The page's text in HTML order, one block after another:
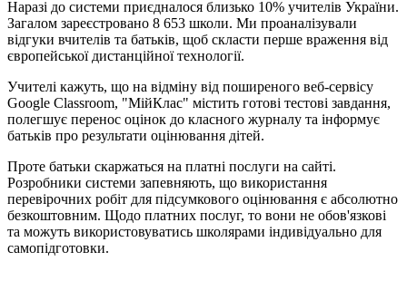
Наразі до системи приєдналося близько 10% учителів України.
Загалом зареєстровано 8 653 школи. Ми проаналізували
відгуки вчителів та батьків, щоб скласти перше враження від
європейської дистанційної технології.
Учителі кажуть, що на відміну від поширеного веб-сервісу
Google Classroom, "МійКлас" містить готові тестові завдання,
полегшує перенос оцінок до класного журналу та інформує
батьків про результати оцінювання дітей.
Проте батьки скаржаться на платні послуги на сайті.
Розробники системи запевняють, що використання
перевірочних робіт для підсумкового оцінювання є абсолютно
безкоштовним. Щодо платних послуг, то вони не обов'язкові
та можуть використовуватись школярами індивідуально для
самопідготовки.